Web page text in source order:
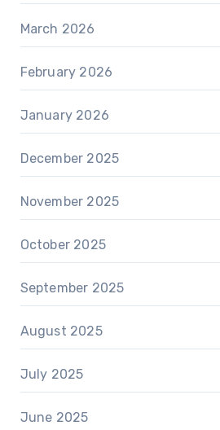
March 2026
February 2026
January 2026
December 2025
November 2025
October 2025
September 2025
August 2025
July 2025
June 2025